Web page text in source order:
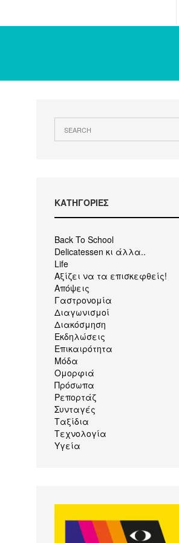
KΑΤΗΓΟΡΙΕΣ
Back To School
Delicatessen κι άλλα..
Life
Αξίζει να τα επισκεφθείς!
Απόψεις
Γαστρονομία
Διαγωνισμοί
Διακόσμηση
Εκδηλώσεις
Επικαιρότητα
Μόδα
Ομορφιά
Πρόσωπα
Ρεπορτάζ
Συνταγές
Ταξίδια
Τεχνολογία
Υγεία